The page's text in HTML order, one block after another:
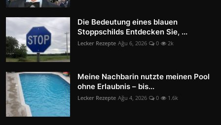
Die Bedeutung eines blauen
Stoppschilds Entdecken Sie, ...
Lecker Rezepte Ağu 6, 2026 0 2k
Meine Nachbarin nutzte meinen Pool
ohne Erlaubnis – bis...
Lecker Rezepte Ağu 4, 2026 0 1.6k